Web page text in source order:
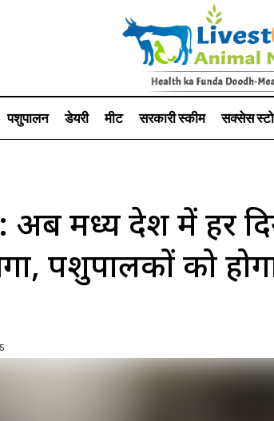
पशुपालन डेयरी मीट सरकारी स्की‍म सक्सेस
मध्य प्रदेश में हर
पशुपालकों को